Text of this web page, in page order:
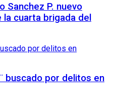
Sanchez P. nuevo
cuarta brigada del
buscado por delitos en